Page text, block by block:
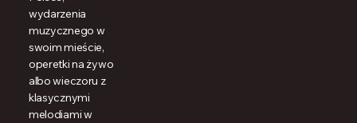
wydarzenia
muzycznego w
swoim mieście,
operetki na żywo
albo wieczoru z
klasycznymi
melodiami w